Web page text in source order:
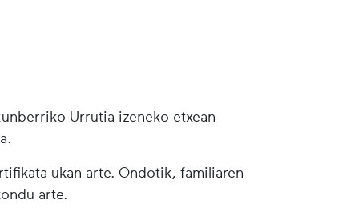
Urrutia izeneko etxean
ukan arte. Ondotik, familiaren
arte.